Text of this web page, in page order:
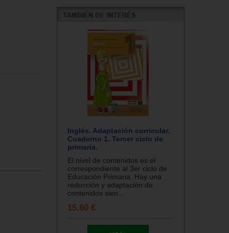
Inglés. Adaptación curricular.
Cuaderno 1. Tercer ciclo de
primaria.
El nivel de contenidos es el
correspondiente al 3er ciclo de
Educación Primaria. Hay una
reducción y adaptación de
contenidos sien...
15.60 €